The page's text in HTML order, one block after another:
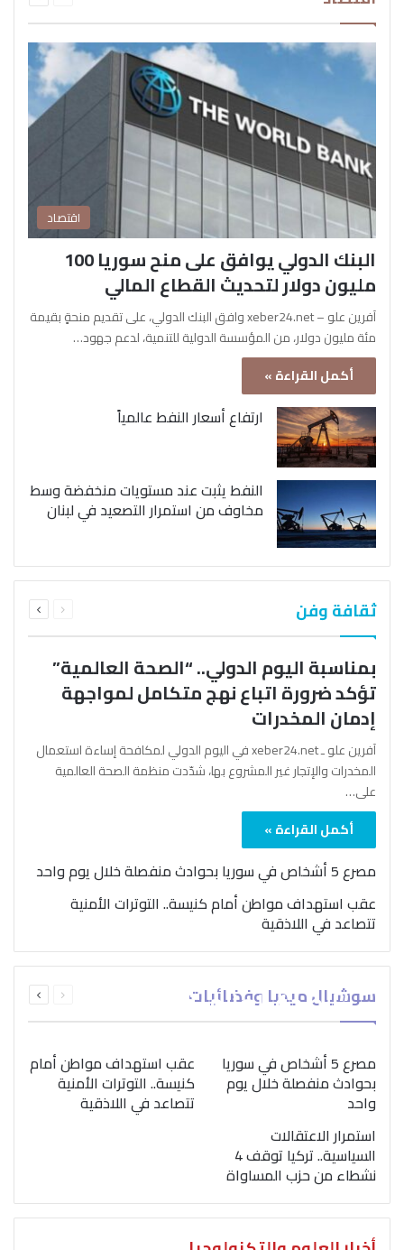
اقتصاد
البنك الدولي يوافق على منح سوريا 100
مليون دولار لتحديث القطاع المالي
آفرين علو – xeber24.net وافق البنك الدولي، على تقديم منحةٍ بقيمة
مئة مليون دولار، من المؤسسة الدولية للتنمية، لدعم جهود…
أكمل القراءة »
ارتفاع أسعار النفط عالمياً
النفط يثبت عند مستويات منخفضة وسط
مخاوف من استمرار التصعيد في لبنان
ثقافة وفن الصفحةالصفحة
بمناسبة اليوم الدولي.. “الصحة العالمية”
تؤكد ضرورة اتباع نهج متكامل لمواجهة
إدمان المخدرات
آفرين علو ـ xeber24.net في اليوم الدولي لمكافحة إساءة استعمال
المخدرات والإتجار غير المشروع بها، شدّدت منظمة الصحة العالمية
على…
أكمل القراءة »
مصرع 5 أشخاص في سوريا بحوادث منفصلة خلال يوم واحد
عقب استهداف مواطن أمام كنيسة.. التوترات الأمنية
تتصاعد في اللاذقية
سوشيال ميديا وفضائيات الصفحةالصفحة
بمناسبة اليوم الدولي..
“الصحة العالمية” تؤكد
ضرورة اتباع نهج متكامل
لمواجهة إدمان المخدرات
مصرع 5 أشخاص في سوريا
بحوادث منفصلة خلال يوم
واحد
عقب استهداف مواطن أمام
كنيسة.. التوترات الأمنية
تتصاعد في اللاذقية
استمرار الاعتقالات
السياسية.. تركيا توقف 4
نشطاء من حزب المساواة